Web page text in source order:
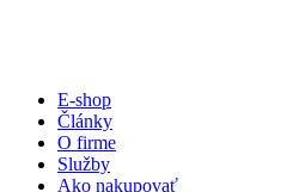
E-shop
Články
O firme
Služby
Ako nakupovať